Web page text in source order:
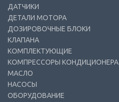
ДАТЧИКИ
ДЕТАЛИ МОТОРА
ДОЗИРОВОЧНЫЕ БЛОКИ
КЛАПАНА
КОМПЛЕКТУЮЩИЕ
КОМПРЕССОРЫ КОНДИЦИОНЕРА
МАСЛО
НАСОСЫ
ОБОРУДОВАНИЕ